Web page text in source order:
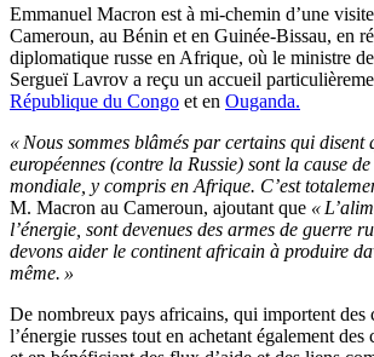
Emmanuel Macron est à mi-chemin d’une
Cameroun, au Bénin et en Guinée-Bissau, en
diplomatique russe en Afrique, où le ministre
Sergueï Lavrov a reçu un accueil
République du Congo et en Ouganda.
« Nous sommes blâmés par certains qui disent
européennes (contre la Russie) sont la cause
mondiale, y compris en Afrique. C’est
M. Macron au Cameroun, ajoutant que «
l’énergie, sont devenues des armes de guerre
devons aider le continent africain à produire
même. »
De nombreux pays africains, qui importent des
l’énergie russes tout en achetant également des